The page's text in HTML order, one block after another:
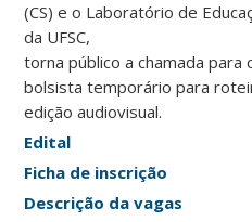
(CS) e o Laboratório de
da UFSC,
torna público a chamada para
bolsista temporário para
edição audiovisual.
Edital
Ficha de inscrição
Descrição da vagas